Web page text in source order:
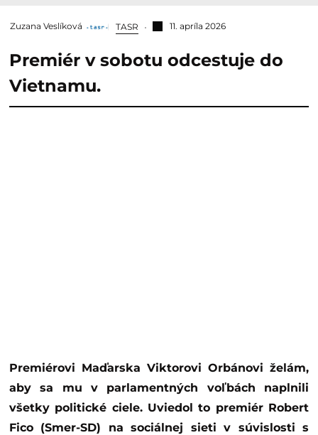
Zuzana Veslíková TASR 11. apríla 2026
Premiér v sobotu odcestuje do
Vietnamu.
Premiérovi Maďarska Viktorovi Orbánovi želám,
aby sa mu v parlamentných voľbách naplnili
všetky politické ciele. Uviedol to premiér Robert
Fico (Smer-SD) na sociálnej sieti v súvislosti s